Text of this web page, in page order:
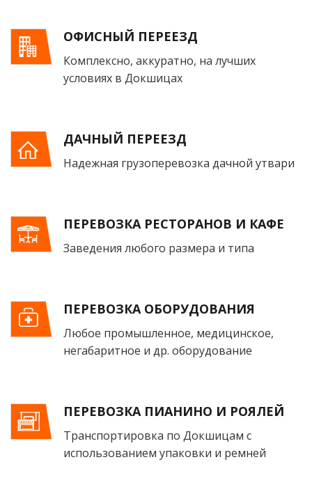
ОФИСНЫЙ ПЕРЕЕЗД
Комплексно, аккуратно, на лучших
условиях в Докшицах
ДАЧНЫЙ ПЕРЕЕЗД
Надежная грузоперевозка дачной утвари
ПЕРЕВОЗКА РЕСТОРАНОВ И КАФЕ
Заведения любого размера и типа
ПЕРЕВОЗКА ОБОРУДОВАНИЯ
Любое промышленное, медицинское,
негабаритное и др. оборудование
ПЕРЕВОЗКА ПИАНИНО И РОЯЛЕЙ
Транспортировка по Докшицам с
использованием упаковки и ремней